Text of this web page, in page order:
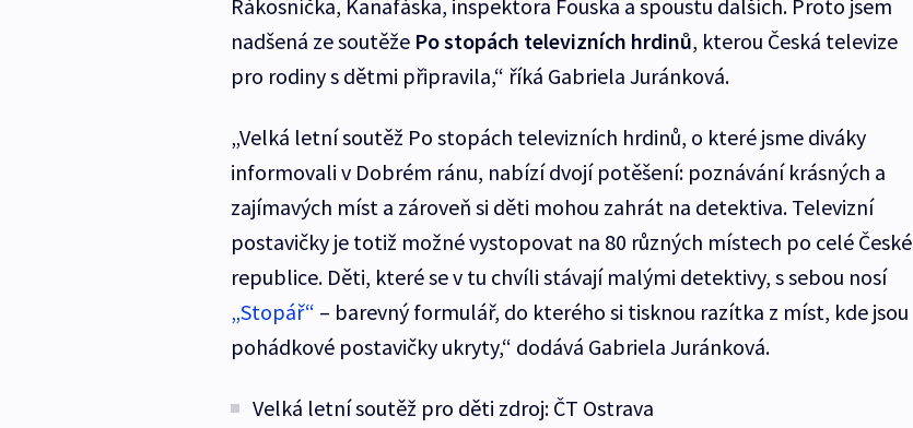
Rákosníčka, Kanafáska, inspektora Fouska a spoustu dalších. Proto jsem
nadšená ze soutěže Po stopách televizních hrdinů, kterou Česká televize
pro rodiny s dětmi připravila,“ říká Gabriela Juránková.
„Velká letní soutěž Po stopách televizních hrdinů, o které jsme diváky
informovali v Dobrém ránu, nabízí dvojí potěšení: poznávání krásných a
zajímavých míst a zároveň si děti mohou zahrát na detektiva. Televizní
postavičky je totiž možné vystopovat na 80 různých místech po celé České
republice. Děti, které se v tu chvíli stávají malými detektivy, s sebou nosí
„Stopář“ – barevný formulář, do kterého si tisknou razítka z míst, kde jsou
pohádkové postavičky ukryty,“ dodává Gabriela Juránková.
Velká letní soutěž pro děti zdroj: ČT Ostrava